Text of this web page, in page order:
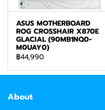
ASUS MOTHERBOARD
ROG CROSSHAIR X870E
GLACIAL (90MB1NQ0-
M0UAY0)
฿44,990
About